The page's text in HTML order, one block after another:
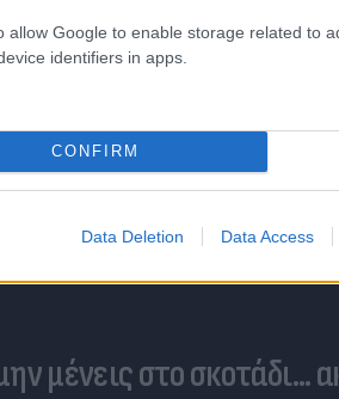
allow Google to enable storage related to
identifiers in apps.
CONFIRM
Data Deletion Data Access
Νέο
μένεις στο